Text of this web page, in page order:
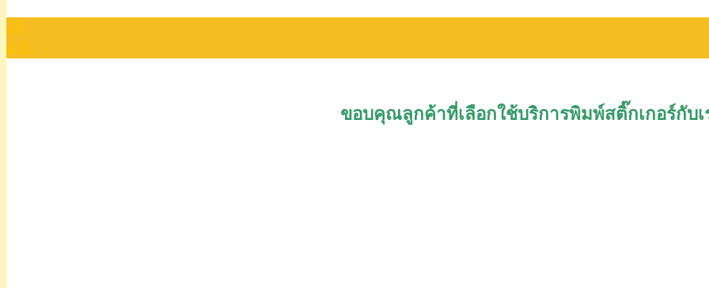
28
ม.ค.
ขอบคุณลูกค้าที่เลือกใช้บริการพิมพ์สติ๊กเกอร์กับเ